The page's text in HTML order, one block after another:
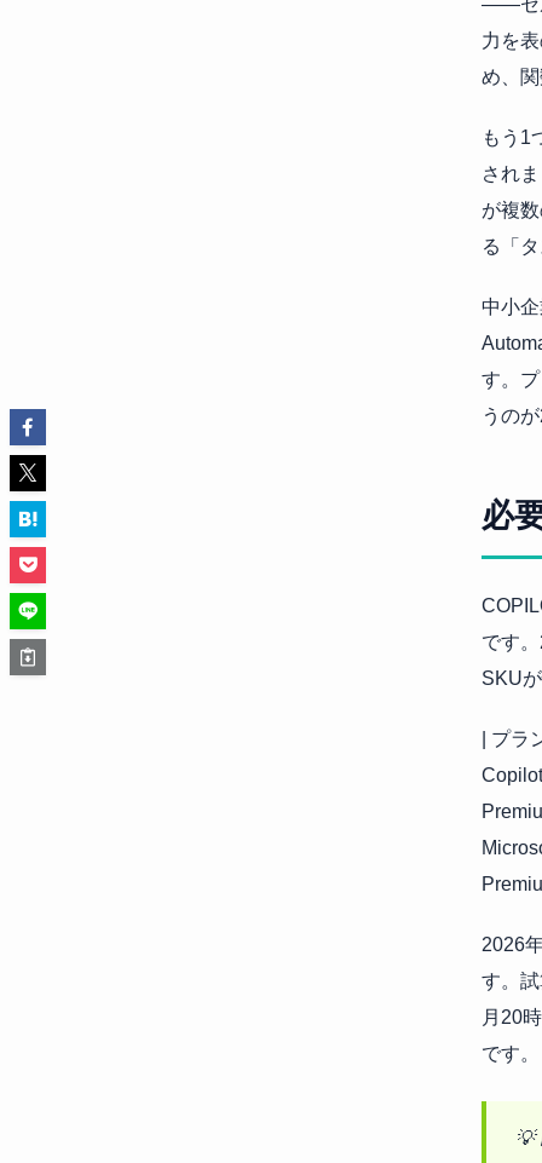
――セ
力を
め、
もう1
され
が複
る「
中小
す。
うの
必
です
SKU
| プ
2026
す。
月20
です。
💡